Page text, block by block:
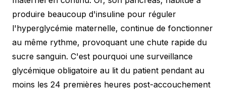
produire beaucoup d'insuline pour réguler
l'hyperglycémie maternelle, continue de fonctionner
au même rythme, provoquant une chute rapide du
sucre sanguin. C'est pourquoi une surveillance
glycémique obligatoire au lit du patient pendant au
moins les 24 premières heures post-accouchement